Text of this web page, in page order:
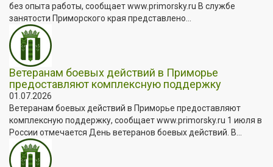
без опыта работы, сообщает www.primorsky.ru В службе
занятости Приморского края представлено...
Ветеранам боевых действий в Приморье
предоставляют комплексную поддержку
01.07.2026
Ветеранам боевых действий в Приморье предоставляют
комплексную поддержку, сообщает www.primorsky.ru 1 июля в
России отмечается День ветеранов боевых действий. В...